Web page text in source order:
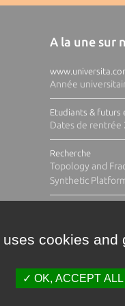
A la une sur
Année
Etudiants & futurs
Dates de rentrée
Recherche
Topology and
Synthetic
cookies and
OK, ACCEPT ALL